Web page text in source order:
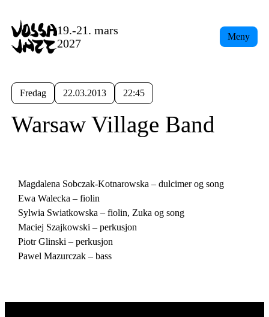
19.-21. mars
2027
Meny
Fredag 22.03.2013 22:45
Warsaw Village Band
Magdalena Sobczak-Kotnarowska – dulcimer og song
Ewa Walecka – fiolin
Sylwia Swiatkowska – fiolin, Zuka og song
Maciej Szajkowski – perkusjon
Piotr Glinski – perkusjon
Pawel Mazurczak – bass